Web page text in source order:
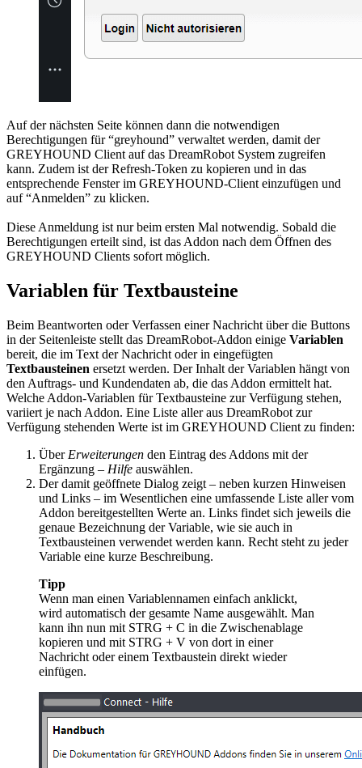
Auf der nächsten Seite können dann die notwendigen
Berechtigungen für “greyhound” verwaltet werden, damit der
GREYHOUND Client auf das DreamRobot System zugreifen
kann. Zudem ist der Refresh-Token zu kopieren und in das
entsprechende Fenster im GREYHOUND-Client einzufügen und
auf “Anmelden” zu klicken.
Diese Anmeldung ist nur beim ersten Mal notwendig. Sobald die
Berechtigungen erteilt sind, ist das Addon nach dem Öffnen des
GREYHOUND Clients sofort möglich.
Variablen für Textbausteine
Beim Beantworten oder Verfassen einer Nachricht über die Buttons
in der Seitenleiste stellt das DreamRobot-Addon einige Variablen
bereit, die im Text der Nachricht oder in eingefügten
Textbausteinen ersetzt werden. Der Inhalt der Variablen hängt von
den Auftrags- und Kundendaten ab, die das Addon ermittelt hat.
Welche Addon-Variablen für Textbausteine zur Verfügung stehen,
variiert je nach Addon. Eine Liste aller aus DreamRobot zur
Verfügung stehenden Werte ist im GREYHOUND Client zu finden:
Über Erweiterungen den Eintrag des Addons mit der
Ergänzung – Hilfe auswählen.
Der damit geöffnete Dialog zeigt – neben kurzen Hinweisen
und Links – im Wesentlichen eine umfassende Liste aller vom
Addon bereitgestellten Werte an. Links findet sich jeweils die
genaue Bezeichnung der Variable, wie sie auch in
Textbausteinen verwendet werden kann. Recht steht zu jeder
Variable eine kurze Beschreibung.
Tipp
Wenn man einen Variablennamen einfach anklickt,
wird automatisch der gesamte Name ausgewählt. Man
kann ihn nun mit STRG + C in die Zwischenablage
kopieren und mit STRG + V von dort in einer
Nachricht oder einem Textbaustein direkt wieder
einfügen.